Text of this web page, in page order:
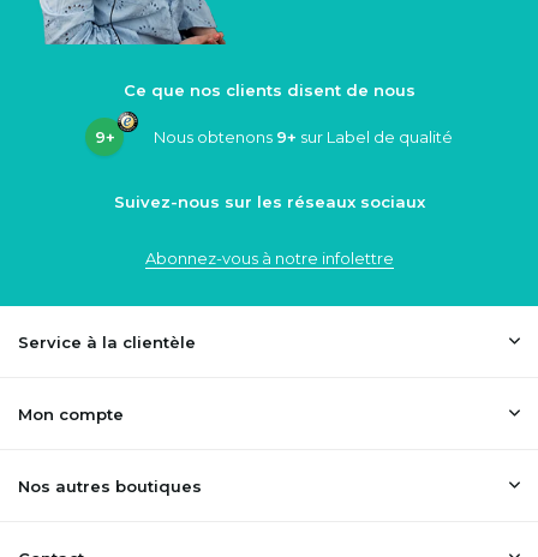
Ce que nos clients disent de nous
9+ Nous obtenons 9+ sur Label de qualité
Suivez-nous sur les réseaux sociaux
Abonnez-vous à notre infolettre
Service à la clientèle
Mon compte
Nos autres boutiques